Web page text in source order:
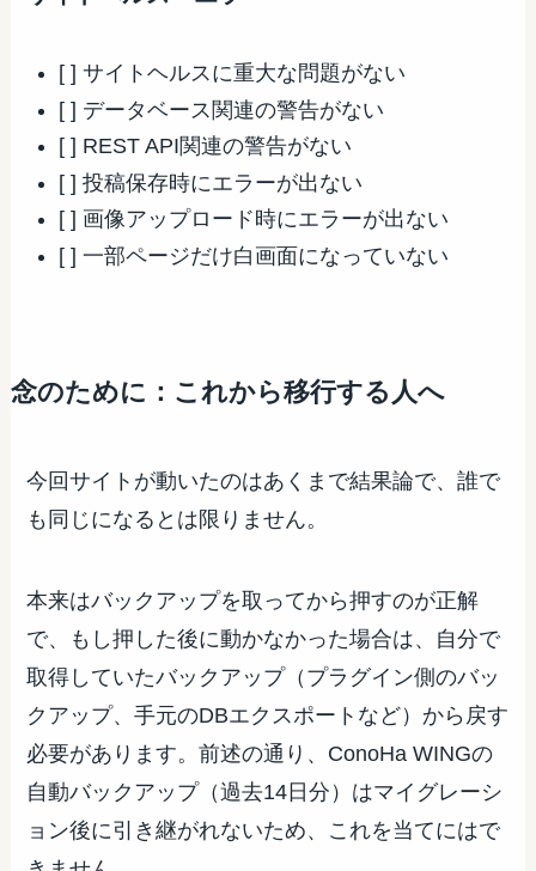
[ ] サイトヘルスに重大な問題がない
[ ] データベース関連の警告がない
[ ] REST API関連の警告がない
[ ] 投稿保存時にエラーが出ない
[ ] 画像アップロード時にエラーが出ない
[ ] 一部ページだけ白画面になっていない
念のために：これから移行する人へ
今回サイトが動いたのはあくまで結果論で、誰で
も同じになるとは限りません。
本来はバックアップを取ってから押すのが正解
で、もし押した後に動かなかった場合は、自分で
取得していたバックアップ（プラグイン側のバッ
クアップ、手元のDBエクスポートなど）から戻す
必要があります。前述の通り、ConoHa WINGの
自動バックアップ（過去14日分）はマイグレーシ
ョン後に引き継がれないため、これを当てにはで